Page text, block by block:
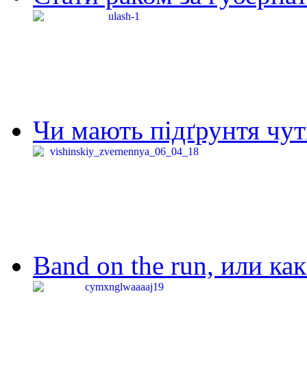
Чи мають підґрунтя
Band on the run, или